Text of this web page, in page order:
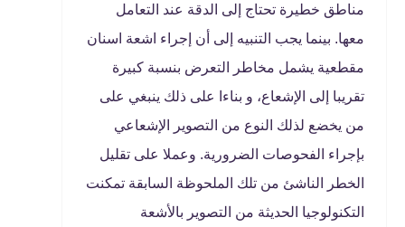
مناطق خطيرة تحتاج إلى الدقة عند التعامل
معها. بينما يجب التنبيه إلى أن إجراء اشعة اسنان
مقطعية يشمل مخاطر التعرض بنسبة كبيرة
تقريبا إلى الإشعاع، و بناءا على ذلك ينبغي على
من يخضع لذلك النوع من التصوير الإشعاعي
بإجراء الفحوصات الضرورية. وعملا على تقليل
الخطر الناشئ من تلك الملحوظة السابقة تمكنت
التكنولوجيا الحديثة من التصوير بالأشعة